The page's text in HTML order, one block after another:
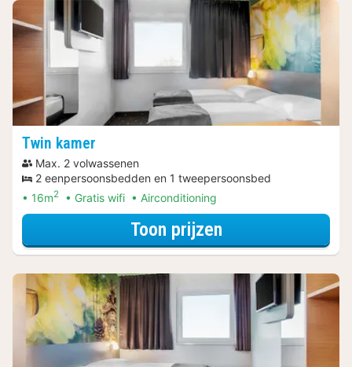
Twin kamer
Max. 2 volwassenen
2 eenpersoonsbedden en 1 tweepersoonsbed
16m2 Gratis wifi Airconditioning
Toon prijzenvoor Twin kamer